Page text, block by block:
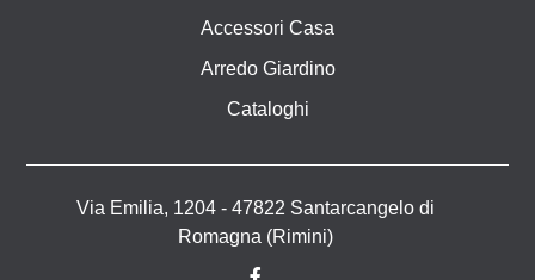
Accessori Casa
Arredo Giardino
Cataloghi
Via Emilia, 1204 - 47822 Santarcangelo di
Romagna (Rimini)